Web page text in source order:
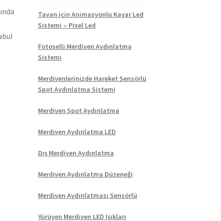
Tavan için Animasyonlu Kayar Led
Sistemi – Pixel Led
Fotoselli Merdiven Aydınlatma
Sistemi
Merdivenlerinizde Hareket Sensörlü
Spot Aydınlatma Sistemi
Merdiven Spot Aydınlatma
Merdiven Aydınlatma LED
Dış Merdiven Aydınlatma
Merdiven Aydınlatma Düzeneği
Merdiven Aydınlatması Sensörlü
Yürüyen Merdiven LED Işıkları